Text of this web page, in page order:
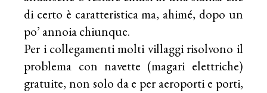
di certo è caratteristica ma, ahimé, dopo un
po’ annoia chiunque.
Per i collegamenti molti villaggi risolvono il
problema con navette (magari elettriche)
gratuite, non solo da e per aeroporti e porti,